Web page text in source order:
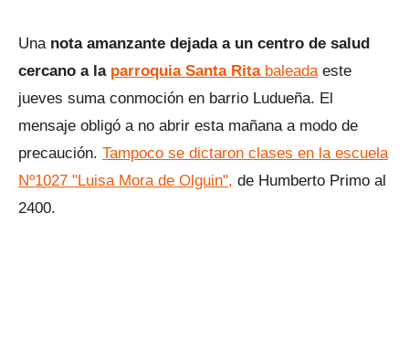
Una nota amanzante dejada a un centro de salud
cercano a la parroquia Santa Rita baleadaeste
jueves suma conmoción en barrio Ludueña. El
mensaje obligó a no abrir esta mañana a modo de
precaución. Tampoco se dictaron clases en la escuela
Nº1027 "Luisa Mora de Olguin", de Humberto Primo al
2400.